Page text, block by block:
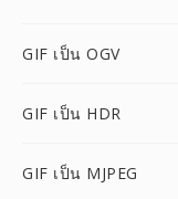
GIF เป็น OGV
GIF เป็น HDR
GIF เป็น MJPEG